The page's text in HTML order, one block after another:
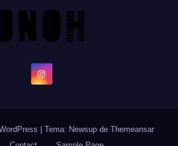
Tema: Newsup de Themeansar